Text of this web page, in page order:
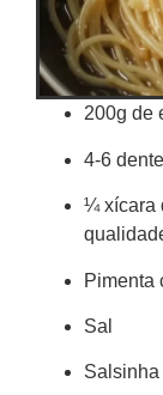
200g de
4-6
¼ xícara
Pimenta
Sal